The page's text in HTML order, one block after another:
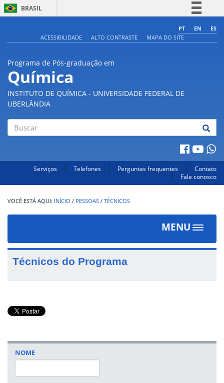
BRASIL
Comunica BR
PT EN
ES
ACESSIBILIDADE
ALTO CONTRASTE MAPA DO SITE
Programa de Pós-graduação em
Química
INSTITUTO DE QUÍMICA - UNIVERSIDADE FEDERAL DE
UBERLÂNDIA
Serviços Telefones Perguntas frequentes
Contato
Fale conosco
INÍCIO / PESSOAS / TÉCNICOS
MENU
Toggle
Técnicos do Programa
NOME